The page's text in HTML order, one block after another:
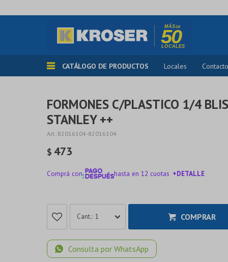
CATÁLOGO DE PRODUCTOS Locales Contacto
FORMONES C/PLASTICO 1/4
STANLEY ++
82016104-82016104
$ 473
Comprá con hasta en 12 cuotas +DETALLE
1 COMPRAR
Consulta por WhatsApp